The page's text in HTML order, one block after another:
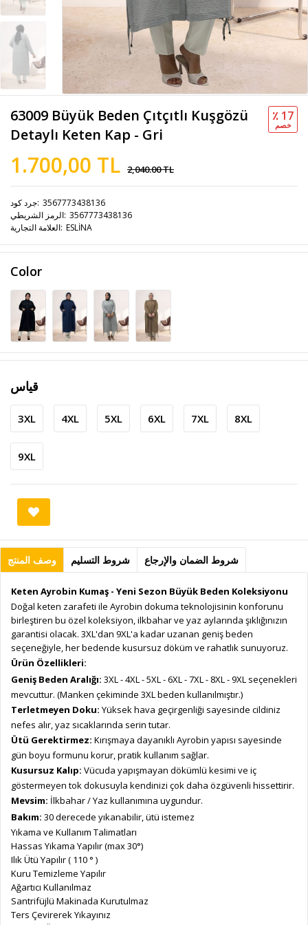
63009 Büyük Beden Çıtçıtlı Kuşgözü
Detaylı Keten Kap - Gri
1.700,00 TL 2,040.00 TL
٪ 17
خصم
جرد كود 3567773438136
الرمز الشريطي 3567773438136
العلامة التجارية ESLİNA
Color
قياس
3XL 4XL 5XL 6XL 7XL 8XL
9XL
وصف المنتج شروط التسليم شروط الضمان والإرجاع
Keten Ayrobin Kumaş - Yeni Sezon Büyük Beden Koleksiyonu
Doğal keten zarafeti ile Ayrobin dokuma teknolojisinin konforunu
birleştiren bu özel koleksiyon, ilkbahar ve yaz aylarında şıklığınızın
garantisi olacak. 3XL'dan 9XL'a kadar uzanan geniş beden
seçeneğiyle, her bedende kusursuz döküm ve rahatlık sunuyoruz.
Ürün Özellikleri:
Geniş Beden Aralığı: 3XL - 4XL - 5XL - 6XL - 7XL - 8XL - 9XL seçenekleri
mevcuttur. (Manken çekiminde 3XL beden kullanılmıştır.)
Terletmeyen Doku: Yüksek hava geçirgenliği sayesinde cildiniz
nefes alır, yaz sıcaklarında serin tutar.
Ütü Gerektirmez: Kırışmaya dayanıklı Ayrobin yapısı sayesinde
gün boyu formunu korur, pratik kullanım sağlar.
Kusursuz Kalıp: Vücuda yapışmayan dökümlü kesimi ve iç
göstermeyen tok dokusuyla kendinizi çok daha özgüvenli hissettirir.
Mevsim: İlkbahar / Yaz kullanımına uygundur.
Bakım: 30 derecede yıkanabilir, ütü istemez
Yıkama ve Kullanım Talimatları
Hassas Yıkama Yapılır (max 30°)
Ilık Ütü Yapılır ( 110 ° )
Kuru Temizleme Yapılır
Ağartıcı Kullanılmaz
Santrifüjlü Makinada Kurutulmaz
Ters Çevirerek Yıkayınız